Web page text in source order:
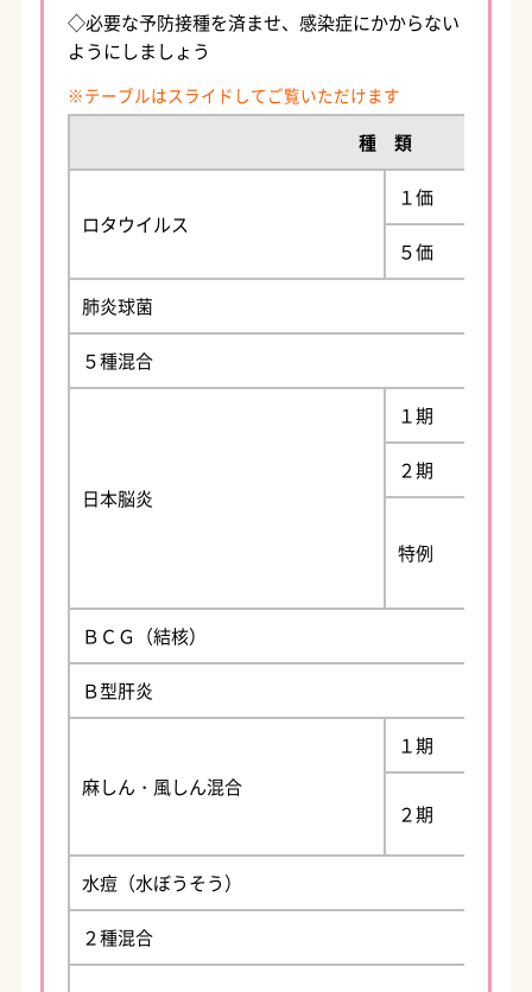
◇必要な予防接種を済ませ、感染症にかからない
ようにしましょう
種 類
ロタウイルス
１価
５価
肺炎球菌
５種混合
日本脳炎
１期
２期
特例
ＢＣＧ（結核）
Ｂ型肝炎
麻しん・風しん混合
１期
２期
水痘（水ぼうそう）
２種混合